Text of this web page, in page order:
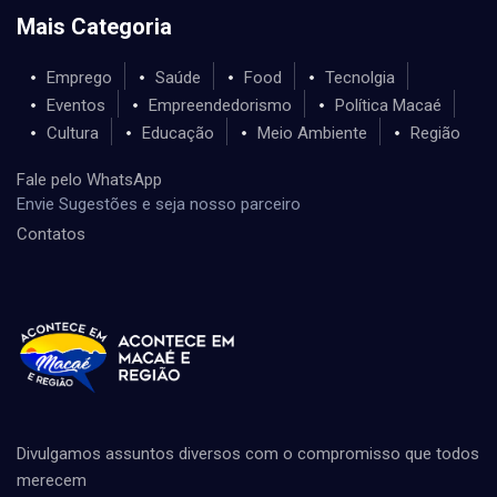
Mais Categoria
Emprego Saúde Food
Tecnolgia
Eventos
Empreendedorismo
Política Macaé
Cultura
Educação Meio Ambiente Região
Fale pelo WhatsApp
Envie Sugestões e seja nosso parceiro
Contatos
Divulgamos assuntos diversos com o compromisso que todos
merecem